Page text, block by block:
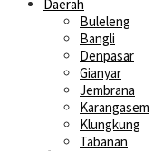
Daerah
Buleleng
Bangli
Denpasar
Gianyar
Jembrana
Karangasem
Klungkung
Tabanan